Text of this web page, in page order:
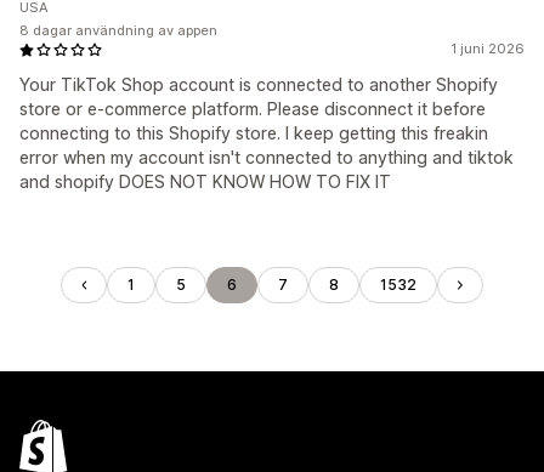
1 juni 2026
Your TikTok Shop account is connected to another Shopify
store or e-commerce platform. Please disconnect it before
connecting to this Shopify store. I keep getting this freakin
error when my account isn't connected to anything and tiktok
and shopify DOES NOT KNOW HOW TO FIX IT
USA
8 dagar användning av appen
1 5 6 7 8 1532